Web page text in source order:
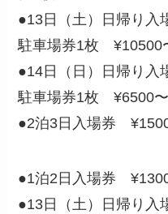
●13日（土）日帰り入
駐車場券1枚 ¥10500
●14日（日）日帰り入
駐車場券1枚 ¥6500〜
●2泊3日入場券
●1泊2日入場券
●13日（土）日帰り